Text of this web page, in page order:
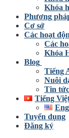
Khóa
Phương
Cơ sở
Các hoạt
Các
Khóa
Blog
Tiếng
Nuôi
Tin
Tiếng
Tuyển dụng
Đăng ký